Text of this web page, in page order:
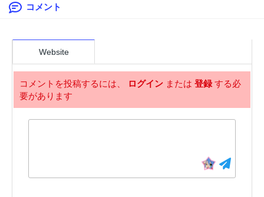
第6.3話
第5.2話
2年前 2年前
第4.3話
コメント
Website
コメントを投稿するには、 ログイン または 登録する必
要があります